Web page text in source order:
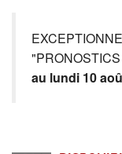
au lundi 10